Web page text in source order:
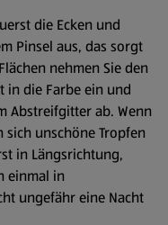
die Ecken und
Pinsel aus, das sorgt
nehmen Sie den
in die Farbe ein und
Abstreifgitter ab. Wenn
unschöne Tropfen
in Längsrichtung,
einmal in
ungefähr eine Nacht